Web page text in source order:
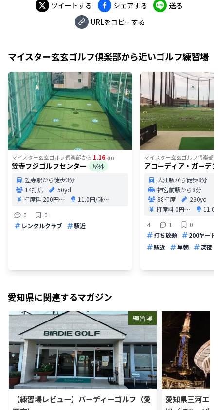
ツイートする シェアする
送る
URLをコピーする
マイスター玄玄ゴルフ倶楽部から近いゴルフ練習場
マイスター玄玄ゴルフ倶楽部から 1.16km
笠寺フジゴルフセンター
屋外
笠寺駅から徒歩3分
14打席
50yd
打席料 200円〜
11.0円/球〜
0
0
レンタルクラブ
駅近
マイスター玄玄ゴルフ倶楽部
アコーディア・ガーデ
大江駅から徒歩8分
神宮前駅から8分
88打席
230yd
打席料0円〜
11.0
4
1
0
打ち放題
200ヤード
駅近
早朝 深夜
愛知県に関連するマガジン
練習場
【練習場レビュー】バーディーゴルフ（愛
愛知県三河エ